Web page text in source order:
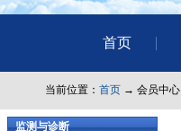
首页
当前位置： 首页 → 会员中心
监测与诊断